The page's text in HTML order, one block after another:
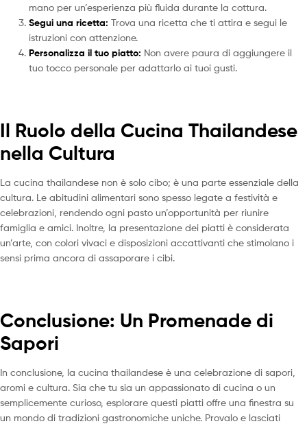
mano per un’esperienza più fluida durante la cottura.
Segui una ricetta: Trova una ricetta che ti attira e segui le
istruzioni con attenzione.
Personalizza il tuo piatto: Non avere paura di aggiungere il
tuo tocco personale per adattarlo ai tuoi gusti.
Il Ruolo della Cucina Thailandese
nella Cultura
La cucina thailandese non è solo cibo; è una parte essenziale della
cultura. Le abitudini alimentari sono spesso legate a festività e
celebrazioni, rendendo ogni pasto un’opportunità per riunire
famiglia e amici. Inoltre, la presentazione dei piatti è considerata
un’arte, con colori vivaci e disposizioni accattivanti che stimolano i
sensi prima ancora di assaporare i cibi.
Conclusione: Un Promenade di
Sapori
In conclusione, la cucina thailandese è una celebrazione di sapori,
aromi e cultura. Sia che tu sia un appassionato di cucina o un
semplicemente curioso, esplorare questi piatti offre una finestra su
un mondo di tradizioni gastronomiche uniche. Provalo e lasciati